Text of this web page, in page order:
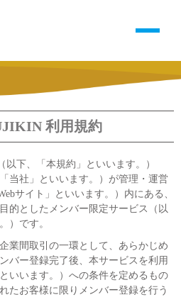
ムを探す
ード
・用語集
利用規約
下、「本規約」といいます。）
当社」といいます。）が管理・運営
サイト」といいます。）内にある、
的としたメンバー限定サービス（以
）です。
業間取引の一環として、あらかじめ
バー登録完了後、本サービスを利用
いいます。）への条件を定めるもの
たお客様に限りメンバー登録を行う